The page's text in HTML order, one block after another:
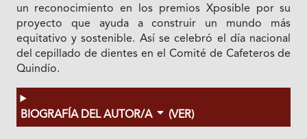
un reconocimiento en los premios Xposible por su
proyecto que ayuda a construir un mundo más
equitativo y sostenible. Así se celebró el día nacional
del cepillado de dientes en el Comité de Cafeteros de
Quindío.
BIOGRAFÍA DEL AUTOR/A (VER)